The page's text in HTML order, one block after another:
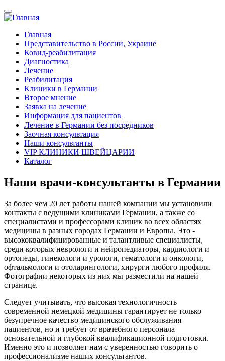
Перейти
к
содержанию
Mobile
navigation
Главная
Представительство в России, Украине
Ковид-реабилитация
Диагностика
Лечение
Реабилитация
Клиники в Германии
Второе мнение
Заявка на лечение
Информация для пациентов
Лечение в Германии без посредников
Заочная консультация
Наши консультанты
VIP КЛИНИКИ ШВЕЙЦАРИИ
Каталог
Наши врачи-консультанты в Германии
За более чем 20 лет работы нашей компании мы установили
контакты с ведущими клиниками Германии, а также со
специалистами и профессорами клиник во всех областях
медицины в разных городах Германии и Европы. Это -
высококвалифицированные и талантливые специалисты,
среди которых неврологи и нейропедиаторы, кардиологи и
ортопеды, гинекологи и урологи, гематологи и онкологи,
офтальмологи и отоларингологи, хирурги любого профиля.
Фотографии некоторых из них мы разместили на нашей
странице.
Следует учитывать, что высокая технологичность
современной немецкой медицины гарантирует не только
безупречное качество медицинского обслуживания
пациентов, но и требует от врачебного персонала
основательной и глубокой квалификационной подготовки.
Именно это и позволяет нам с уверенностью говорить о
профессионализме наших консультантов.